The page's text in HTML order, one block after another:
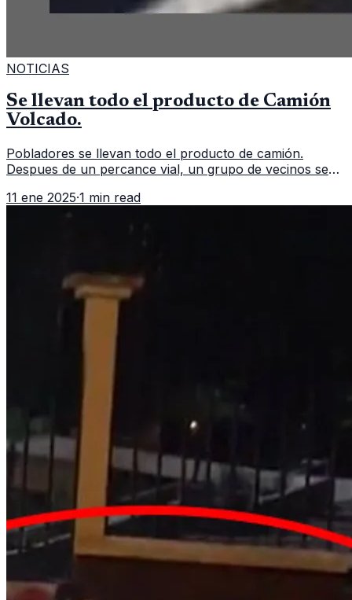
NOTICIAS
Se llevan todo el producto de Camión
Volcado.
Pobladores se llevan todo el producto de camión.
Despues de un percance vial, un grupo de vecinos se
repartidor que volcó. Un
11 ene 2025·1 min read